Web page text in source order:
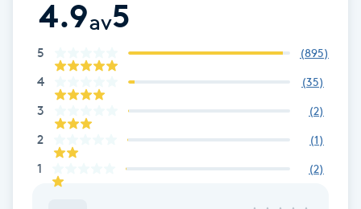
Herrklippning
HIFU
Hollywood Peel
Hot Stone Massage
4.9av5
5 (895)
4 (35)
3 (2)
2 (1)
1 (2)